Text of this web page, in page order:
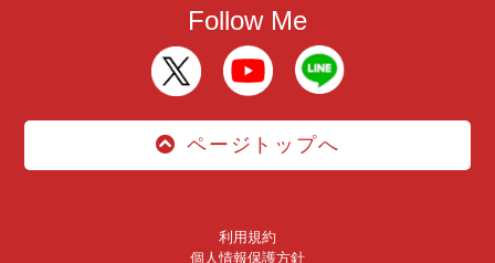
Follow Me
ページトップへ
利用規約
個人情報保護方針